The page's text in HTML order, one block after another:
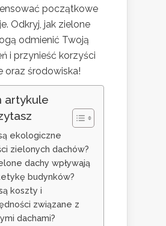
początkowe
Odkryj, jak zielone
odmienić Twoją
i przynieść korzyści
oraz środowiska!
artykule
ekologiczne
zielonych dachów?
dachy wpływają
budynków?
koszty i
związane z
dachami?